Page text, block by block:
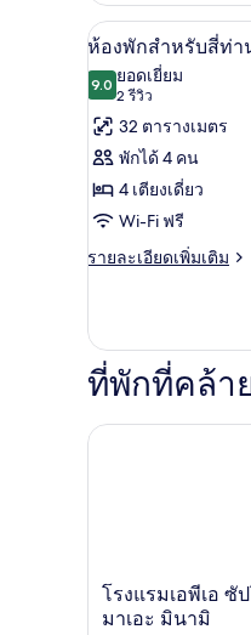
ปลอด
บุหรี่
กับ
ห้อง
น,
เตียง
เดี่ยว
2
ปลอด
บุหรี่
เปิด
ภาพถ่าย
ทั้งหมด
ของ
ห้อง
พัก
สำหรับ
สูบ
บุหรี่
ได้
12
ห้องพักสำหรับสี่ท่า
9.09.0 จาก 10
ยอดเยี่ยม
2 รีวิว
(2
รีวิว)
32 ตารางเมตร
พักได้ 4 คน
4 เตียงเดี่ยว
Wi-Fi ฟรี
รายละเอียดเพิ่มเติม
ราย
เกี่ยว
กับ
ห้อง
สำหรับ
ที่พักที่คล้า
โรงแรม
เอ
โรงแรมเอพีเอ ซั
มาเอะ มินามิ
โรงแรมเอพีเอ ซัปโ